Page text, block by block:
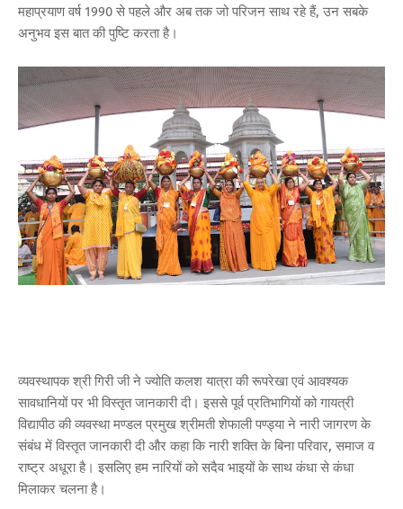
महाप्रयाण वर्ष 1990 से पहले और अब तक जो परिजन साथ रहे हैं, उन सबके
अनुभव इस बात की पुष्टि करता है।
व्यवस्थापक श्री गिरी जी ने ज्योति कलश यात्रा की रूपरेखा एवं आवश्यक
सावधानियों पर भी विस्तृत जानकारी दी। इससे पूर्व प्रतिभागियों को गायत्री
विद्यापीठ की व्यवस्था मण्डल प्रमुख श्रीमती शेफाली पण्ड्या ने नारी जागरण के
संबंध में विस्तृत जानकारी दी और कहा कि नारी शक्ति के बिना परिवार, समाज व
राष्ट्र अधूरा है। इसलिए हम नारियों को सदैव भाइयों के साथ कंधा से कंधा
मिलाकर चलना है।